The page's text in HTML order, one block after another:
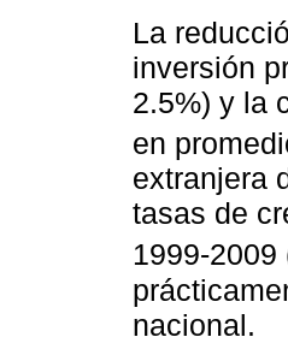
La
inversión
2.5%) y la
en
extranjera
tasas de
1999-2009
nacional.